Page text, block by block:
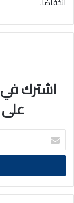
اشترك في
على
اكتب
بريدك
الالكتروني